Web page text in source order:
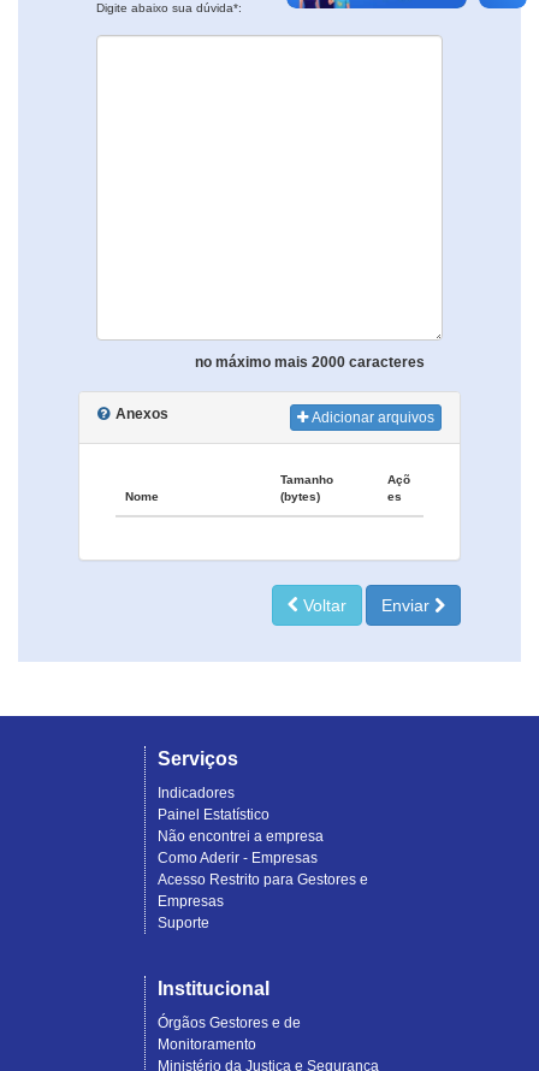
Digite abaixo sua dúvida*:
no máximo mais 2000 caracteres
Anexos Adicionar arquivos
Nome
Tamanho
(bytes)
Açõ
es
Voltar Enviar
Serviços
Indicadores
Painel Estatístico
Não encontrei a empresa
Como Aderir - Empresas
Acesso Restrito para Gestores e
Empresas
Suporte
Institucional
Órgãos Gestores e de
Monitoramento
Ministério da Justiça e Segurança